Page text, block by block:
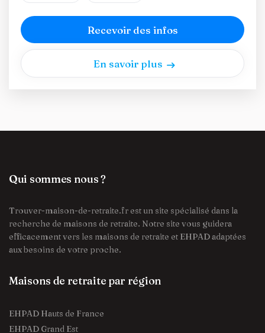
Recevoir des infos
En savoir plus
Qui sommes nous ?
Trouver-maison-de-retraite.fr est un site spécialisé dans la
recherche de maisons de retraite. Notre site vous guidera
efficacement vers les maisons de retraite et EHPAD adaptées
aux besoins de votre proche.
Maisons de retraite par région
EHPAD Hauts de France
EHPAD Grand Est